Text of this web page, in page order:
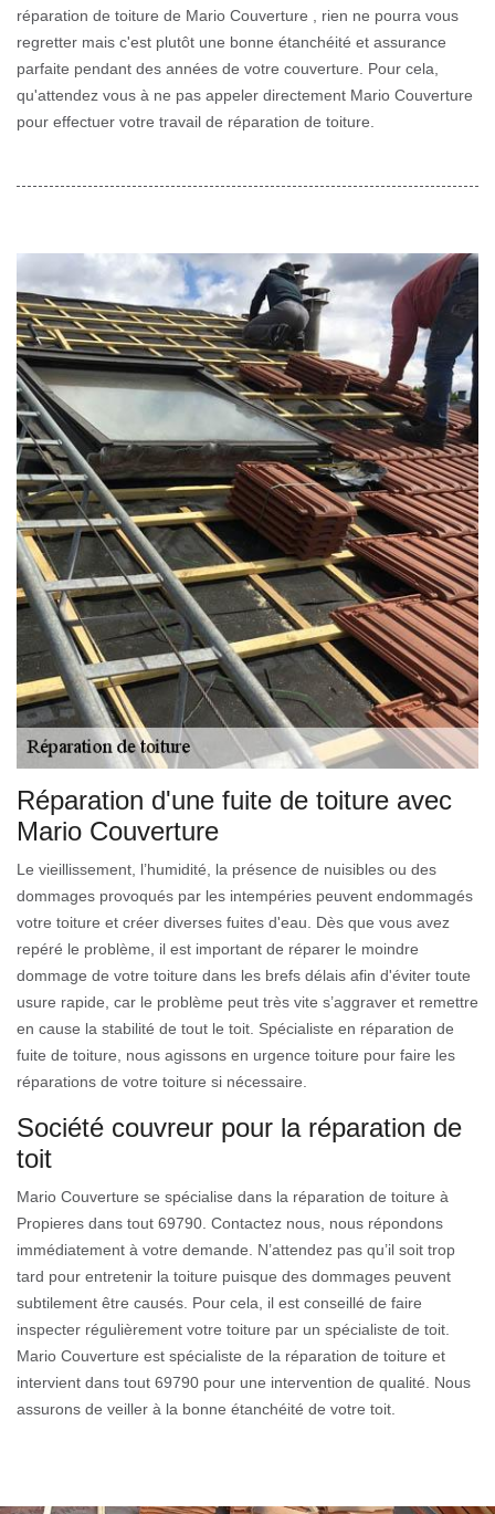
réparation de toiture de Mario Couverture , rien ne pourra vous
regretter mais c'est plutôt une bonne étanchéité et assurance
parfaite pendant des années de votre couverture. Pour cela,
qu'attendez vous à ne pas appeler directement Mario Couverture
pour effectuer votre travail de réparation de toiture.
Réparation d'une fuite de toiture avec
Mario Couverture
Le vieillissement, l’humidité, la présence de nuisibles ou des
dommages provoqués par les intempéries peuvent endommagés
votre toiture et créer diverses fuites d'eau. Dès que vous avez
repéré le problème, il est important de réparer le moindre
dommage de votre toiture dans les brefs délais afin d'éviter toute
usure rapide, car le problème peut très vite s’aggraver et remettre
en cause la stabilité de tout le toit. Spécialiste en réparation de
fuite de toiture, nous agissons en urgence toiture pour faire les
réparations de votre toiture si nécessaire.
Société couvreur pour la réparation de
toit
Mario Couverture se spécialise dans la réparation de toiture à
Propieres dans tout 69790. Contactez nous, nous répondons
immédiatement à votre demande. N’attendez pas qu’il soit trop
tard pour entretenir la toiture puisque des dommages peuvent
subtilement être causés. Pour cela, il est conseillé de faire
inspecter régulièrement votre toiture par un spécialiste de toit.
Mario Couverture est spécialiste de la réparation de toiture et
intervient dans tout 69790 pour une intervention de qualité. Nous
assurons de veiller à la bonne étanchéité de votre toit.